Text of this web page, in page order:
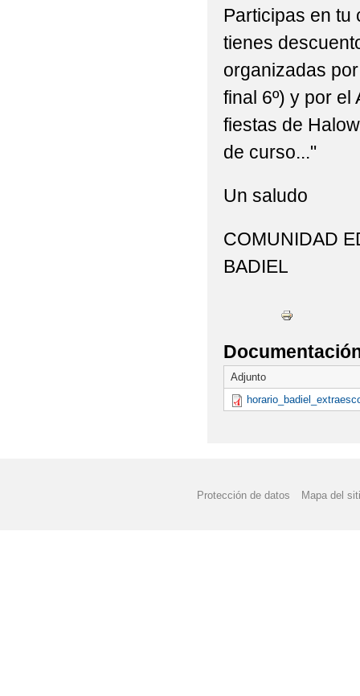
Participas en tu
tienes
organizadas
final 6º) y por el
fiestas de
de curso..."
Un saludo
COMUNIDAD
BADIEL
Adjunto
Protección de datos Mapa del